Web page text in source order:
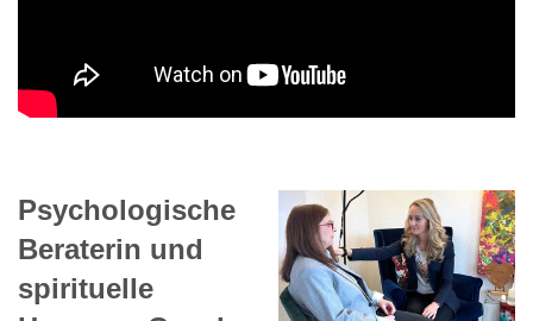
Psychologische
Beraterin und
spirituelle